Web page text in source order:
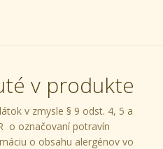
v produkte
v zmysle § 9 odst. 4, 5 a
o označovaní potravín
o obsahu alergénov vo